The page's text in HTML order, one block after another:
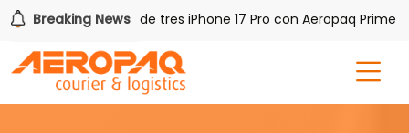
Breaking News
Gana uno de tres iPhone 17 Pro con Aeropaq Prime